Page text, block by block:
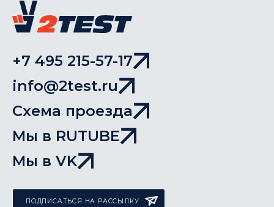
+7 495 215-57-17
info@2test.ru
Схема проезда
Мы в RUTUBE
Мы в VK
ПОДПИСАТЬСЯ НА РАССЫЛКУ